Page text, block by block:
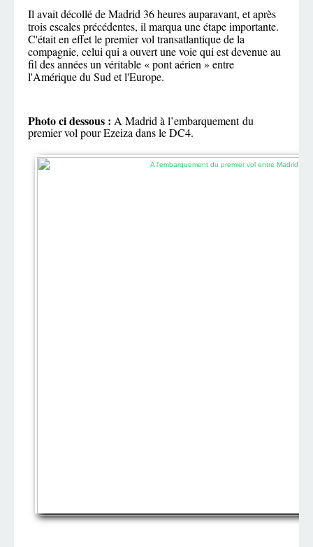
Il avait décollé de Madrid 36 heures auparavant, et après
trois escales précédentes, il marqua une étape importante.
C'était en effet le premier vol transatlantique de la
compagnie, celui qui a ouvert une voie qui est devenue au
fil des années un véritable « pont aérien » entre
l'Amérique du Sud et l'Europe.
Photo ci dessous : A Madrid à l’embarquement du
premier vol pour Ezeiza dans le DC4.